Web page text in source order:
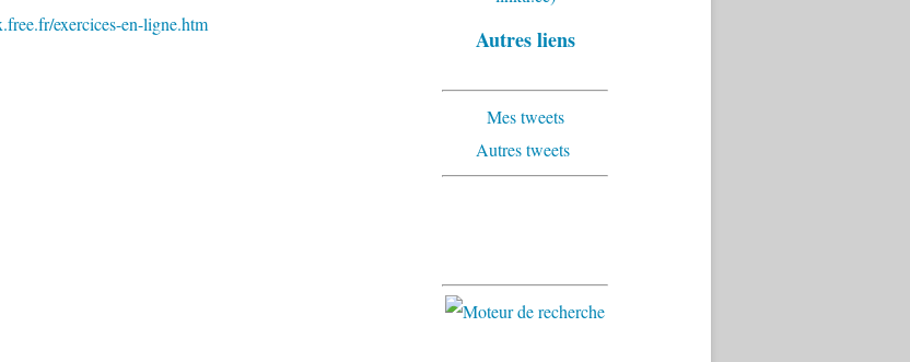
exercices-en-ligne.htm
Autres liens
Mes tweets
Autres tweets